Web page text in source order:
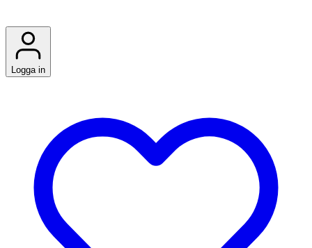
Logga in